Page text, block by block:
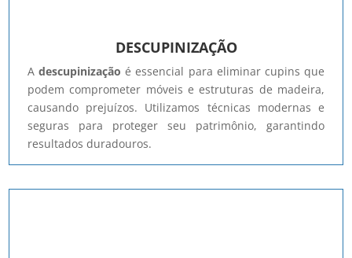
DESCUPINIZAÇÃO
Adescupinização é essencial para eliminar cupins que
podem comprometer móveis e estruturas de madeira,
causando prejuízos. Utilizamos técnicas modernas e
seguras para proteger seu patrimônio, garantindo
resultados duradouros.